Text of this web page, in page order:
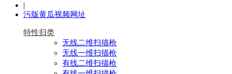
|
污版黄瓜视频网址
特性归类
无线二维扫描枪
无线一维扫描枪
有线二维扫描枪